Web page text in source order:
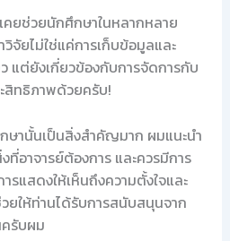
ยช่วยนักศึกษาในหลากหลาย
วิจัยไม่ใช่แค่การเก็บข้อมูลและ
แต่ยังเกี่ยวข้องกับการจัดการกับ
สิทธิภาพด้วยครับ!
ษานั้นเป็นสิ่งสำคัญมาก ผมแนะนำ
งที่อาจารย์ต้องการ และควรมีการ
รแสดงให้เห็นถึงความตั้งใจและ
ยให้ท่านได้รับการสนับสนุนจาก
รับผม